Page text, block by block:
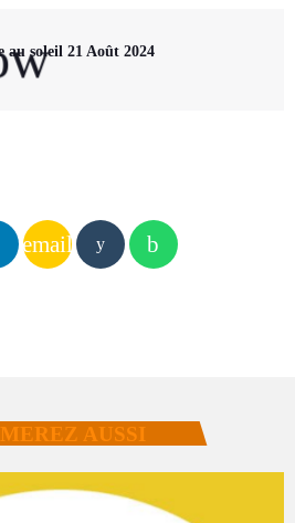
au soleil 21 Août 2024
email
AUSSI